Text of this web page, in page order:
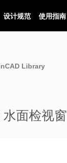
设计规范 使用指南
Library
水面检视窗